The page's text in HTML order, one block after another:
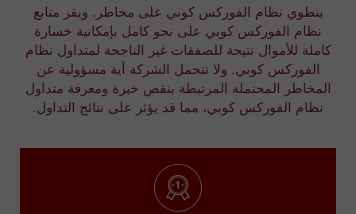
ينطوي نظام الفوركس كوبي على مخاطر. ويقر متابع
نظام الفوركس كوبي على نحو كامل بإمكانية خسارة
كاملة للأموال نتيجة للصفقات غير الناجحة لمتداول نظام
الفوركس كوبي. ولا تتحمل الشركة أية مسؤولية عن
المخاطر المحتملة المرتبطة بنقص خبرة ومعرفة متداول
نظام الفوركس كوبي، مما قد يؤثر على نتائج التداول.